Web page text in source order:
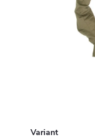
Variant